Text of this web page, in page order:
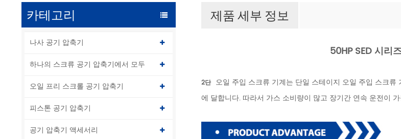
카테고리
나사 공기 압축기
하나의 스크류 공기 압축기에서 모두
오일 프리 스크롤 공기 압축기
피스톤 공기 압축기
공기 압축기 액세서리
제품 세부 정보
50HP SED 시리
2단 오일 주입 스크류 기계는 단일 스테이지 오일 주입 스크
에 달합니다. 따라서 가스 소비량이 많고 장기간 연속 운전이